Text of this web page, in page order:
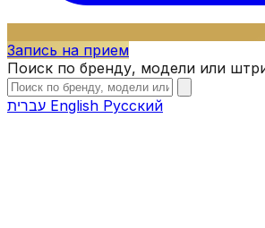
Запись на прием
Поиск по бренду, модели или
English Русский